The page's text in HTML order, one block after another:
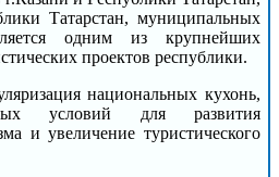
Татарстан, муниципальных
одним из крупнейших
проектов республики.
национальных кухонь,
условий для развития
и увеличение туристического